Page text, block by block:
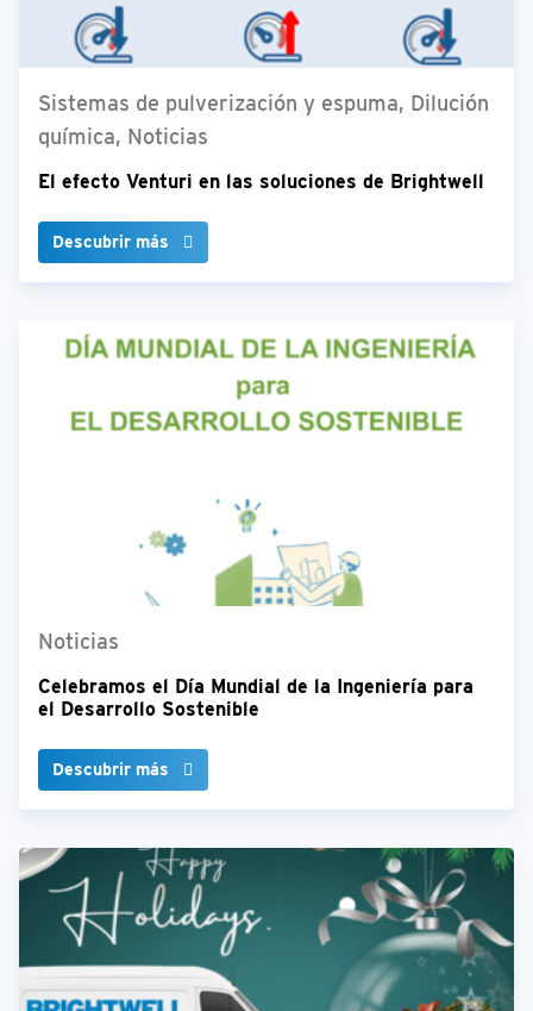
Sistemas de pulverización y espuma, Dilución
química, Noticias
El efecto Venturi en las soluciones de Brightwell
Descubrir más
Noticias
Celebramos el Día Mundial de la Ingeniería para
el Desarrollo Sostenible
Descubrir más